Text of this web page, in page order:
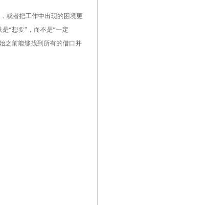
或者把工作中出现的困境更
“想要”，而不是“一定
之前能够找到所有的借口并